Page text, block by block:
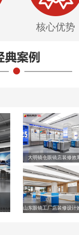
核心优势
大明镜仓眼镜店装修效
山东眼镜工厂店装修设计